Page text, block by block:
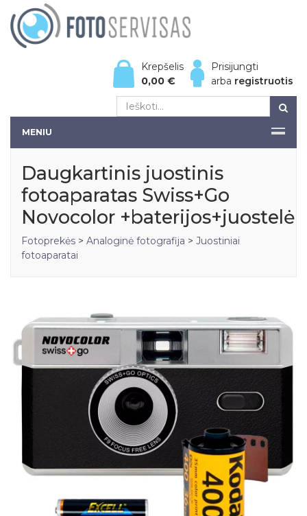
Prisijungti
arba registruotis
Krepšelis
0,00 €
MENIU
Daugkartinis juostinis
fotoaparatas Swiss+Go
Novocolor +baterijos+juostelė
Fotoprekės > Analoginė fotografija > Juostiniai
fotoaparatai